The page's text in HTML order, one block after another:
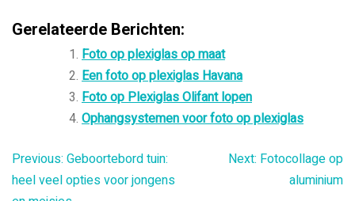
Gerelateerde Berichten:
Foto op plexiglas op maat
Een foto op plexiglas Havana
Foto op Plexiglas Olifant lopen
Ophangsystemen voor foto op plexiglas
Bericht
Previous: Geboortebord tuin:
heel veel opties voor jongens
Next: Fotocollage op
aluminium